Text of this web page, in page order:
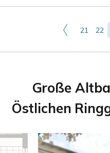
21 22
Große
Östlichen